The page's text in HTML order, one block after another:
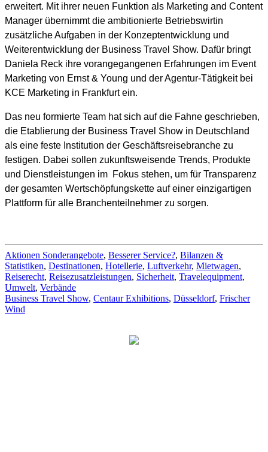
erweitert. Mit ihrer neuen Funktion als Marketing and Content
Manager übernimmt die ambitionierte Betriebswirtin
zusätzliche Aufgaben in der Konzeptentwicklung und
Weiterentwicklung der Business Travel Show. Dafür bringt
Daniela Reck ihre vorangegangenen Erfahrungen im Event
Marketing von Ernst & Young und der Agentur-Tätigkeit bei
KCE Marketing in Frankfurt ein.
Das neu formierte Team hat sich auf die Fahne geschrieben,
die Etablierung der Business Travel Show in Deutschland
als eine feste Institution der Geschäftsreisebranche zu
festigen. Dabei sollen zukunftsweisende Trends, Produkte
und Dienstleistungen im Fokus stehen, um für Transparenz
der gesamten Wertschöpfungskette auf einer einzigartigen
Plattform für alle Branchenteilnehmer zu sorgen.
Aktionen Sonderangebote, Besserer Service?, Bilanzen &
Statistiken, Destinationen, Hotellerie, Luftverkehr, Mietwagen,
Reiserecht, Reisezusatzleistungen, Sicherheit, Travelequipment,
Umwelt, Verbände
Business Travel Show, Centaur Exhibitions, Düsseldorf, Frischer
Wind